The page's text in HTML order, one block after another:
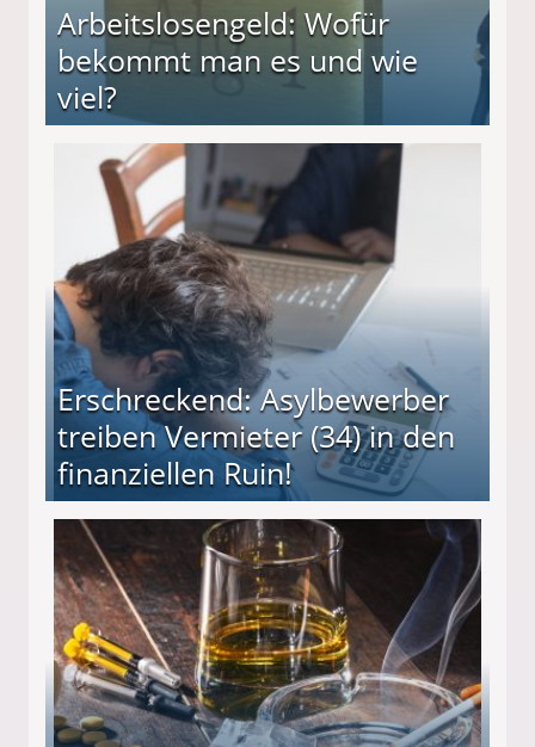
Arbeitslosengeld: Wofür
bekommt man es und wie
viel?
und wie viel?
Erschreckend: Asylbewerber
treiben Vermieter (34) in den
finanziellen Ruin!
(34) in den finanziellen Ruin!